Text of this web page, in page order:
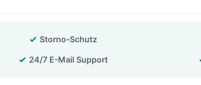
Storno-Schutz
24/7 E-Mail Support